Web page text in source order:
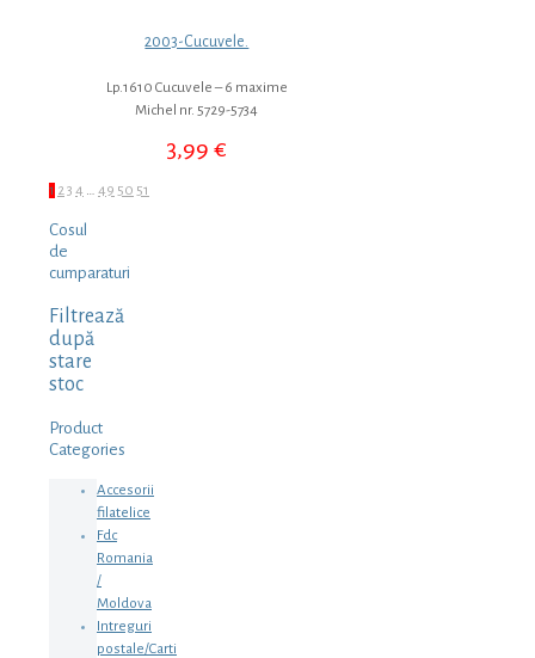
2003-Cucuvele.
Lp.1610 Cucuvele – 6 maxime
Michel nr. 5729-5734
3,99€
1 23 4 … 49 50 51
Cosul
de
cumparaturi
Filtrează
după
stare
stoc
Product
Categories
Accesorii
filatelice
Fdc
Romania
/
Moldova
Intreguri
postale/Carti